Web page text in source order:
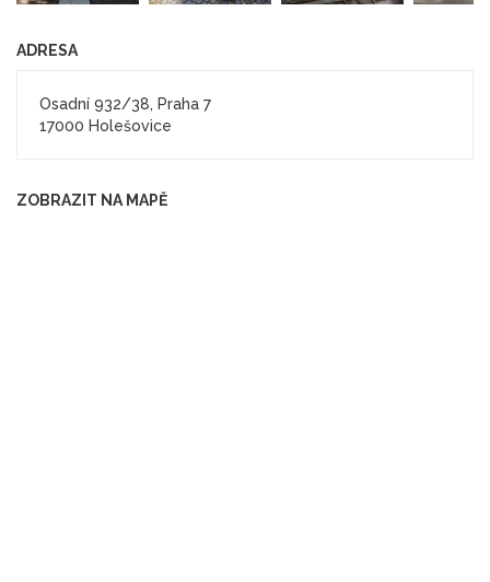
ADRESA
Osadní 932/38, Praha 7
17000 Holešovice
ZOBRAZIT NA MAPĚ